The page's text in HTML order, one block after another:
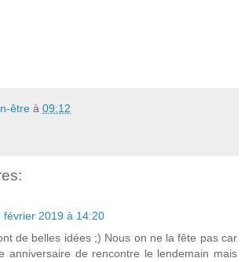
être à 09:12
février 2019 à 14:20
de belles idées ;) Nous on ne la fête pas car
anniversaire de rencontre le lendemain mais